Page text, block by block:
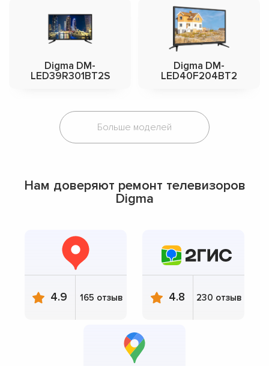
Digma DM-
LED39R301BT2S
Digma DM-
LED40F204BT2
Больше моделей
Нам доверяют ремонт телевизоров
Digma
4.9 165 отзыв 4.8 230 отзыв